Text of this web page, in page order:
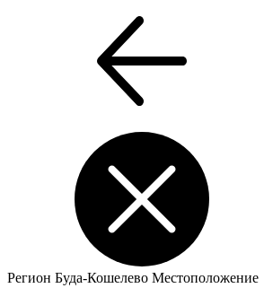
Регион Буда-Кошелево Местоположение